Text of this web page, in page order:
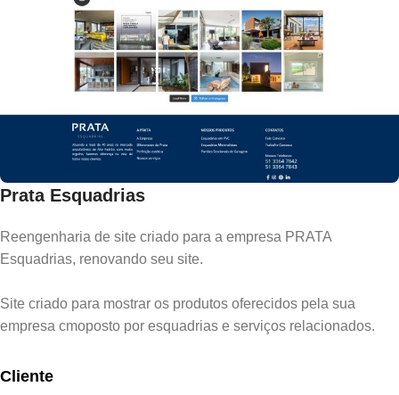
Prata Esquadrias
Reengenharia de site criado para a empresa PRATA
Esquadrias, renovando seu site.
Site criado para mostrar os produtos oferecidos pela sua
empresa cmoposto por esquadrias e serviços relacionados.
Cliente